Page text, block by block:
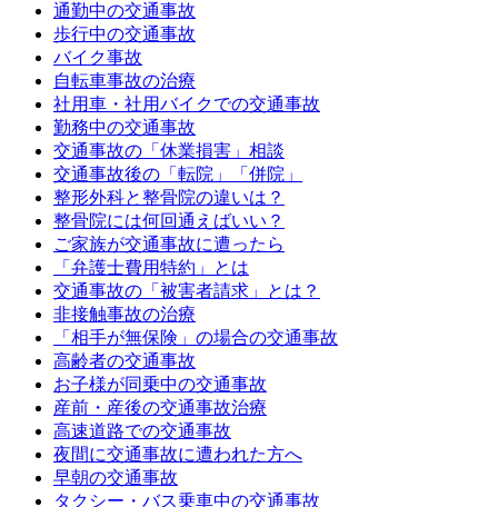
通勤中の交通事故
歩行中の交通事故
バイク事故
自転車事故の治療
社用車・社用バイクでの交通事故
勤務中の交通事故
交通事故の「休業損害」相談
交通事故後の「転院」「併院」
整形外科と整骨院の違いは？
整骨院には何回通えばいい？
ご家族が交通事故に遭ったら
「弁護士費用特約」とは
交通事故の「被害者請求」とは？
非接触事故の治療
「相手が無保険」の場合の交通事故
高齢者の交通事故
お子様が同乗中の交通事故
産前・産後の交通事故治療
高速道路での交通事故
夜間に交通事故に遭われた方へ
早朝の交通事故
タクシー・バス乗車中の交通事故